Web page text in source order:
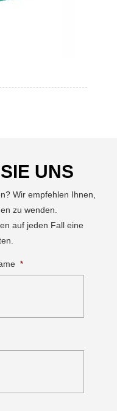
UNS
Wir empfehlen Ihnen,
zu wenden.
auf jeden Fall eine
*